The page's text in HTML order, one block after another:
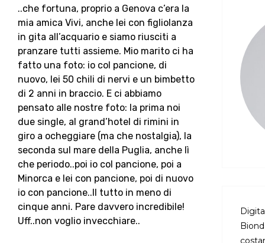
..che fortuna, proprio a Genova c’era la
mia amica Vivi, anche lei con figliolanza
in gita all’acquario e siamo riusciti a
pranzare tutti assieme. Mio marito ci ha
fatto una foto: io col pancione, di
nuovo, lei 50 chili di nervi e un bimbetto
di 2 anni in braccio. E ci abbiamo
pensato alle nostre foto: la prima noi
due single, al grand’hotel di rimini in
giro a ocheggiare (ma che nostalgia), la
seconda sul mare della Puglia, anche lì
che periodo..poi io col pancione, poi a
Minorca e lei con pancione, poi di nuovo
io con pancione..Il tutto in meno di
cinque anni. Pare davvero incredibile!
Uff..non voglio invecchiare..